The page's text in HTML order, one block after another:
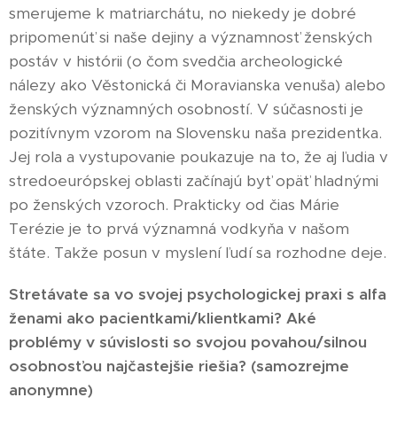
smerujeme k matriarchátu, no niekedy je dobré
pripomenúť si naše dejiny a významnosť ženských
postáv v histórii (o čom svedčia archeologické
nálezy ako Věstonická či Moravianska venuša) alebo
ženských významných osobností. V súčasnosti je
pozitívnym vzorom na Slovensku naša prezidentka.
Jej rola a vystupovanie poukazuje na to, že aj ľudia v
stredoeurópskej oblasti začínajú byť opäť hladnými
po ženských vzoroch. Prakticky od čias Márie
Terézie je to prvá významná vodkyňa v našom
štáte. Takže posun v myslení ľudí sa rozhodne deje.
Stretávate sa vo svojej psychologickej praxi s alfa
ženami ako pacientkami/klientkami? Aké
problémy v súvislosti so svojou povahou/silnou
osobnosťou najčastejšie riešia? (samozrejme
anonymne)